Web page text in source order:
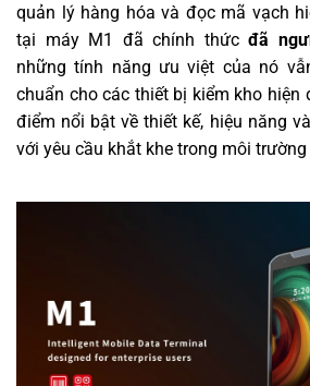
quản lý hàng hóa và đọc mã vạch
tại máy M1 đã chính thức đã
những tính năng ưu việt của nó
chuẩn cho các thiết bị kiểm kho hiện
điểm nổi bật về thiết kế, hiệu năng
với yêu cầu khắt khe trong môi